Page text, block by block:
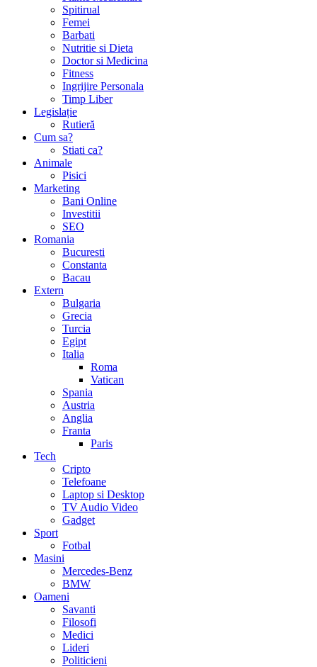
Spitirual
Femei
Barbati
Nutritie si Dieta
Doctor si Medicina
Fitness
Ingrijire Personala
Timp Liber
Legislație
Rutieră
Cum sa?
Stiati ca?
Animale
Pisici
Marketing
Bani Online
Investitii
SEO
Romania
Bucuresti
Constanta
Bacau
Extern
Bulgaria
Grecia
Turcia
Egipt
Italia
Roma
Vatican
Spania
Austria
Anglia
Franta
Paris
Tech
Cripto
Telefoane
Laptop si Desktop
TV Audio Video
Gadget
Sport
Fotbal
Masini
Mercedes-Benz
BMW
Oameni
Savanti
Filosofi
Medici
Lideri
Politicieni